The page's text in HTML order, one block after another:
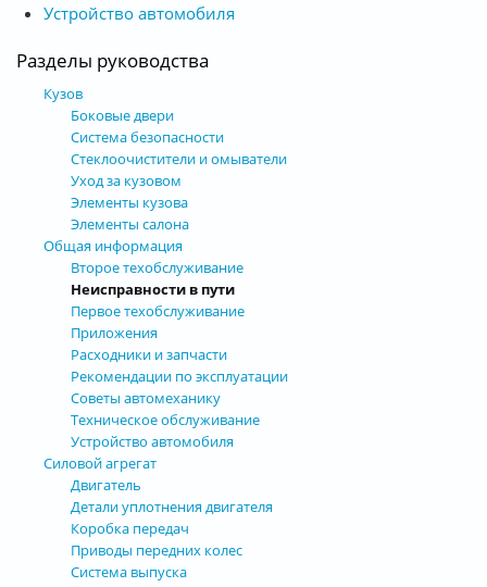
Устройство автомобиля
Разделы руководства
Кузов
Боковые двери
Система безопасности
Стеклоочистители и омыватели
Уход за кузовом
Элементы кузова
Элементы салона
Общая информация
Второе техобслуживание
Неисправности в пути
Первое техобслуживание
Приложения
Расходники и запчасти
Рекомендации по эксплуатации
Советы автомеханику
Техническое обслуживание
Устройство автомобиля
Силовой агрегат
Двигатель
Детали уплотнения двигателя
Коробка передач
Приводы передних колес
Система выпуска